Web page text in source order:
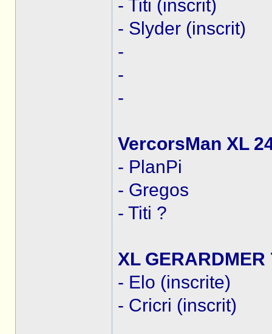
- Titi (inscrit)
- Slyder (inscrit)
-
-
-
VercorsMan XL
- PlanPi
- Gregos
- Titi ?
XL
- Elo (inscrite)
- Cricri (inscrit)